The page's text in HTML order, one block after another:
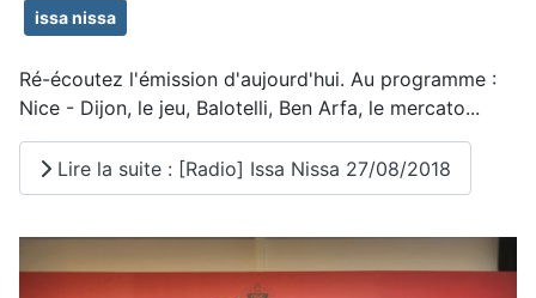
issa nissa
Ré-écoutez l'émission d'aujourd'hui. Au programme :
Nice - Dijon, le jeu, Balotelli, Ben Arfa, le mercato...
Lire la suite : [Radio] Issa Nissa 27/08/2018